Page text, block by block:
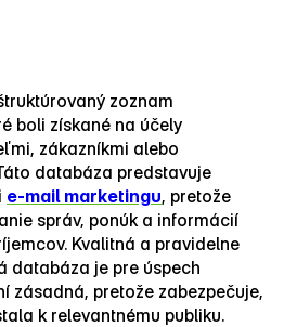
zoznam
boli získané na účely
zákazníkmi alebo
databáza predstavuje
e‑mail marketingu, pretože
správ, ponúk a informácií
Kvalitná a pravidelne
databáza je pre úspech
zásadná, pretože zabezpečuje,
k relevantnému publiku.